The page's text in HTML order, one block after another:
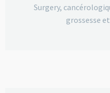
Surgery,
grossesse